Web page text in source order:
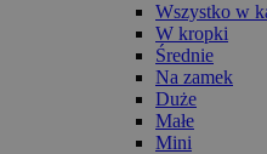
Wszystko w
W kropki
Średnie
Na zamek
Duże
Małe
Mini